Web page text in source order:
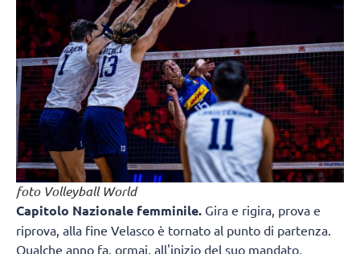
foto Volleyball World
Capitolo Nazionale femminile. Gira e rigira, prova e
riprova, alla fine Velasco è tornato al punto di partenza.
Qualche anno fa, ormai, all'inizio del suo mandato,